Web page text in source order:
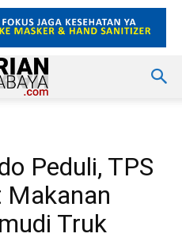
Peduli, TPS
Makanan
Truk